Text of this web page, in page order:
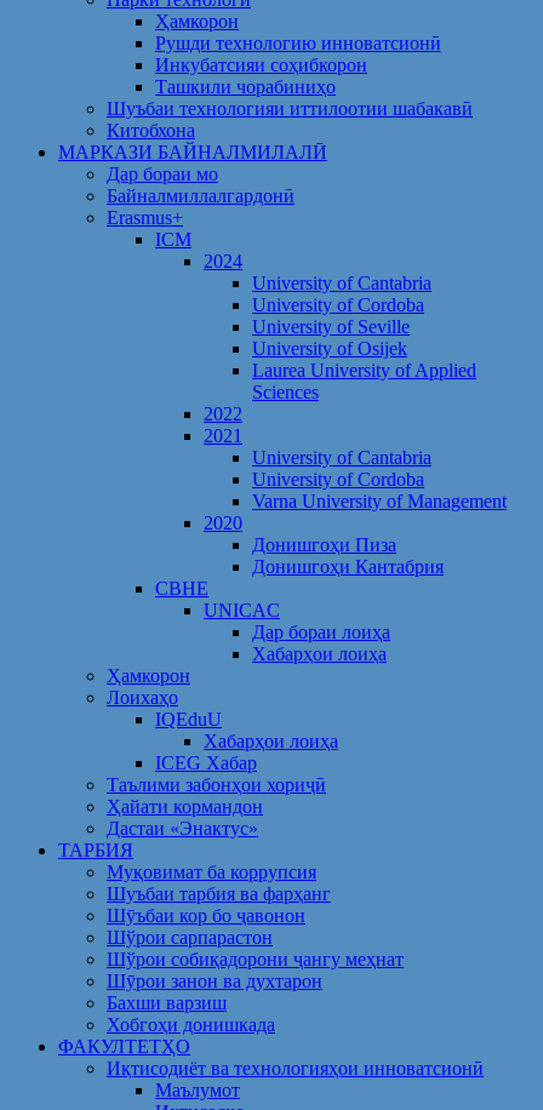
Ҳамкорон
Рушди технологию инноватсионӣ
Инкубатсияи соҳибкорон
Ташкили чорабиниҳо
Шуъбаи технологияи иттилоотии шабакавӣ
Китобхона
МАРКАЗИ БАЙНАЛМИЛАЛӢ
Дар бораи мо
Байналмиллалгардонӣ
Erasmus+
ICM
2024
University of Cantabria
University of Cordoba
University of Seville
University of Osijek
Laurea University of Applied
Sciences
2022
2021
University of Cantabria
University of Cordoba
Varna University of Management
2020
Донишгоҳи Пиза
Донишгоҳи Кантабрия
CBHE
UNICAC
Дар бораи лоиҳа
Хабарҳои лоиҳа
Ҳамкорон
Лоихаҳо
IQEduU
Хабарҳои лоиҳа
ICEG Хабар
Таълими забонҳои хориҷӣ
Ҳайати кормандон
Дастаи «Энактус»
ТАРБИЯ
Муқовимат ба коррупсия
Шуъбаи тарбия ва фарҳанг
Шӯъбаи кор бо ҷавонон
Шўрои сарпарастон
Шўрои собиқадорони ҷангу меҳнат
Шӯрои занон ва духтарон
Бахши варзиш
Хобгоҳи донишкада
ФАКУЛТЕТҲО
Иқтисодиёт ва технологияҳои инноватсионӣ
Маълумот